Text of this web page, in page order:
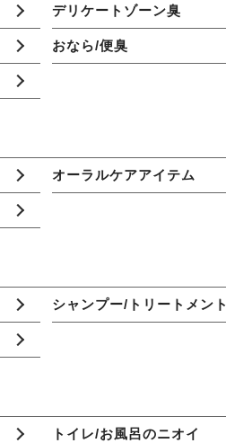
デリケートゾーン臭
おなら/便臭
オーラルケアアイテム
シャンプー/トリートメント
トイレ/お風呂のニオイ